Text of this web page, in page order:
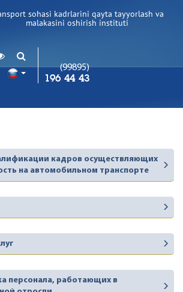
sohasi kadrlarini qayta tayyorlash va
malakasini oshirish instituti
(99895)
196 44 43
кадров осуществляющих
на автомобильном транспорте
персонала, работающих в